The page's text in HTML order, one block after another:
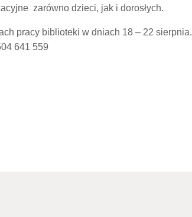
zarówno dzieci, jak i dorosłych.
pracy biblioteki w dniach 18 – 22 sierpnia.
641 559